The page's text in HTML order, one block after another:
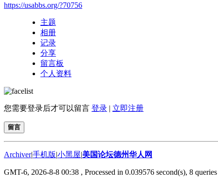
https://usabbs.org/?70756
主题
相册
记录
分享
留言板
个人资料
您需要登录后才可以留言 登录 | 立即注册
留言
Archiver|手机版|小黑屋|美国论坛德州华人网
GMT-6, 2026-8-8 00:38 , Processed in 0.039576 second(s), 8